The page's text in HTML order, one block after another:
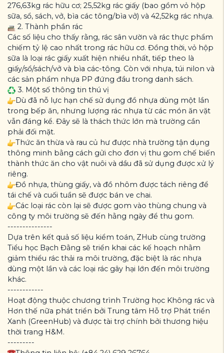
276,63kg rác hữu cơ; 25,52kg rác giấy (bao gồm vỏ hộp
sữa, sổ, sách, vở, bìa các tông/bìa vở) và 42,52kg rác nhựa.
2. Thành phần rác
Các số liệu cho thấy rằng, rác sân vườn và rác thực phẩm
chiếm tỷ lệ cao nhất trong rác hữu cơ. Đồng thời, vỏ hộp
sữa là loại rác giấy xuất hiện nhiều nhất, tiếp theo là
giấy/sổ/sách/vở và bìa các-tông. Còn với nhựa, túi nilon và
các sản phẩm nhựa PP đứng đầu trong danh sách.
3. Một số thông tin thú vị
Dù đã nỗ lực hạn chế sử dụng đồ nhựa dùng một lần
trong bếp ăn, nhưng lượng rác nhựa từ các món ăn vặt
vẫn đáng kể. Đây sẽ là thách thức lớn mà trường cần
phải đối mặt.
Thức ăn thừa và rau củ hư được nhà trường tận dụng
thông minh bằng cách gửi cho đơn vị thu gom chế biến
thành thức ăn cho vật nuôi và dầu đã sử dụng được xử lý
riêng.
Đồ nhựa, thùng giấy, và đồ nhôm được tách riêng để
tái chế và cuối tuần sẽ được bán ve chai.
Các loại rác còn lại sẽ được gom vào thùng chung và
công ty môi trường sẽ đến hằng ngày để thu gom.
---------------
Dựa trên kết quả số liệu kiểm toán, ZHub cùng trường
Tiểu học Bạch Đằng sẽ triển khai các kế hoạch nhằm
giảm thiểu rác thải ra môi trường, đặc biệt là rác nhựa
dùng một lần và các loại rác gây hại lớn đến môi trường
khác.
------------
Hoạt động thuộc chương trình Trường học Không rác và
Hơn thế nữa phát triển bởi Trung tâm Hỗ trợ Phát triển
Xanh (GreenHub) và được tài trợ chính bởi thương hiệu
thời trang H&M.
---------